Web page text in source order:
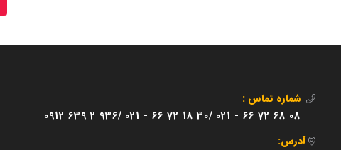
شماره تماس :
021 - 66 72 68 08
021 - 66 72 18 30/
0912 639 2 936/
آدرس: